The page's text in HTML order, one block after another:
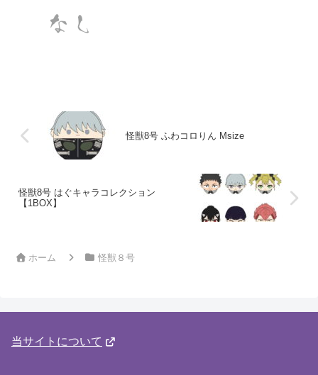
怪獣8号 ふわコロりん Msize
怪獣8号 はぐキャラコレクション
【1BOX】
ホーム 怪獣８号
当サイトについて